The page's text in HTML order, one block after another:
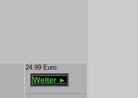
24.99 Euro
Weiter ►